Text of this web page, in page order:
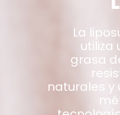
La
utiliza
grasa
naturales